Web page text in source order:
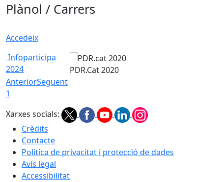
Plànol / Carrers
Accedeix
Infoparticipa
2024
PDR.Cat 2020
AnteriorSegüent
1
Xarxes socials:
Crèdits
Contacte
Política de privacitat i protecció de dades
Avís legal
Accessibilitat